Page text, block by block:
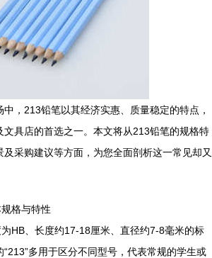
，213铅笔以其经济实惠、质量稳定的特点，
文具店的首选之一。本文将从213铅笔的规格特
采购建议等方面，为您全面剖析这一常见却又
格与特性
HB、长度约17-18厘米、直径约7-8毫米的标
多用于区分不同型号，代表常规的学生或